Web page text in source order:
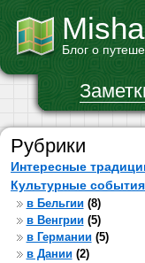
Блог о
Рубрики
Интересные
Культурные события
в Бельгии(8)
в Венгрии(5)
в Германии(5)
в Дании(2)